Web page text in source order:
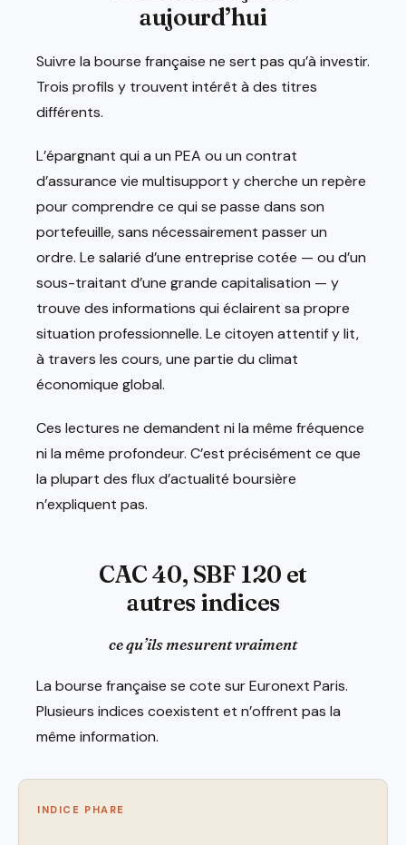
aujourd’hui
Suivre la bourse française ne sert pas qu’à investir.
Trois profils y trouvent intérêt à des titres
différents.
L’épargnant qui a un PEA ou un contrat
d’assurance vie multisupport y cherche un repère
pour comprendre ce qui se passe dans son
portefeuille, sans nécessairement passer un
ordre. Le salarié d’une entreprise cotée — ou d’un
sous-traitant d’une grande capitalisation — y
trouve des informations qui éclairent sa propre
situation professionnelle. Le citoyen attentif y lit,
à travers les cours, une partie du climat
économique global.
Ces lectures ne demandent ni la même fréquence
ni la même profondeur. C’est précisément ce que
la plupart des flux d’actualité boursière
n’expliquent pas.
CAC 40, SBF 120 et
autres indices
ce qu’ils mesurent vraiment
La bourse française se cote sur Euronext Paris.
Plusieurs indices coexistent et n’offrent pas la
même information.
INDICE PHARE